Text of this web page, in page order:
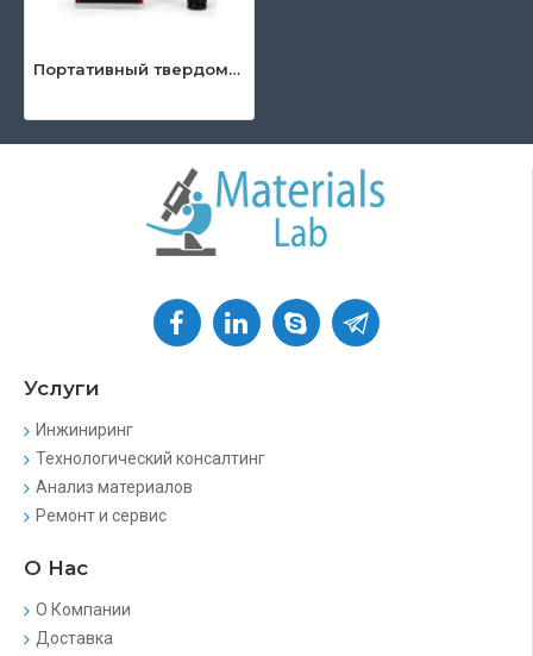
Портативный твердомер UEE 912
Услуги
Инжиниринг
Технологический консалтинг
Анализ материалов
Ремонт и сервис
О Нас
О Компании
Доставка